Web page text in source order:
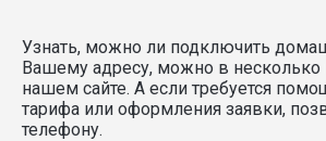
Узнать, можно ли подключить
Вашему адресу, можно в несколько
нашем сайте. А если требуется
тарифа или оформления заявки,
телефону.